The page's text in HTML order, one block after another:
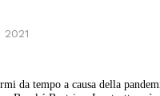
da tempo a causa della